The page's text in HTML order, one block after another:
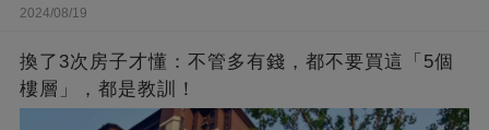
2024/08/19
換了3次房子才懂：不管多有錢，都不要買這「5個
樓層」，都是教訓！